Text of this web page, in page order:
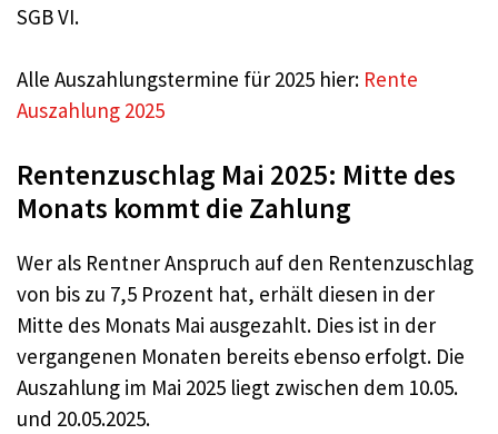
SGB VI.
Alle Auszahlungstermine für 2025 hier: Rente
Auszahlung 2025
Rentenzuschlag Mai 2025: Mitte des
Monats kommt die Zahlung
Wer als Rentner Anspruch auf den Rentenzuschlag
von bis zu 7,5 Prozent hat, erhält diesen in der
Mitte des Monats Mai ausgezahlt. Dies ist in der
vergangenen Monaten bereits ebenso erfolgt. Die
Auszahlung im Mai 2025 liegt zwischen dem 10.05.
und 20.05.2025.